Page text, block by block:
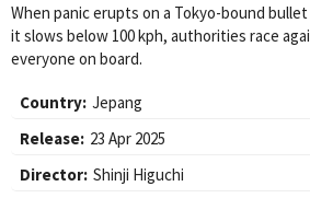
When panic erupts on a Tokyo-bound
it slows below 100 kph, authorities race
everyone on board.
Country: Jepang
Release: 23 Apr 2025
Director: Shinji Higuchi